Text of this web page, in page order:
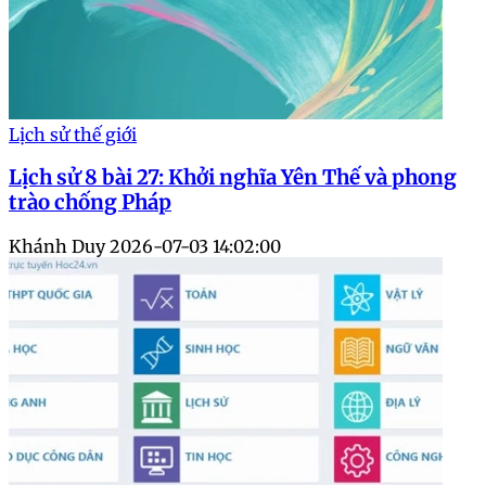
Lịch sử thế giới
Lịch sử 8 bài 27: Khởi nghĩa Yên Thế và phong
trào chống Pháp
Khánh Duy 2026-07-03 14:02:00